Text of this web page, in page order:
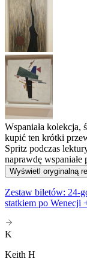
Wspaniała kolekcja,
kupić ten krótki
Spritz podczas
naprawdę wspaniałe
Wyświetl oryginalną
Zestaw biletów: 24-
statkiem po Wenecji
K
Keith H